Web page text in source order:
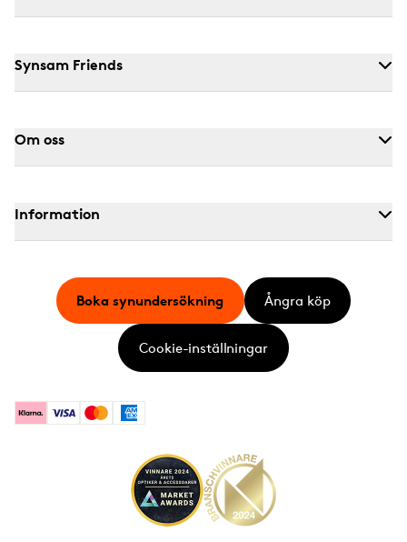
Synsam Friends
Om oss
Information
KlarnaVisa MastercardAmerican Express
Boka synundersökning Ångra köp
Cookie-inställningar